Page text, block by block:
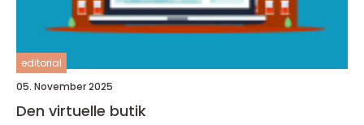
editorial
05. November 2025
Den virtuelle butik